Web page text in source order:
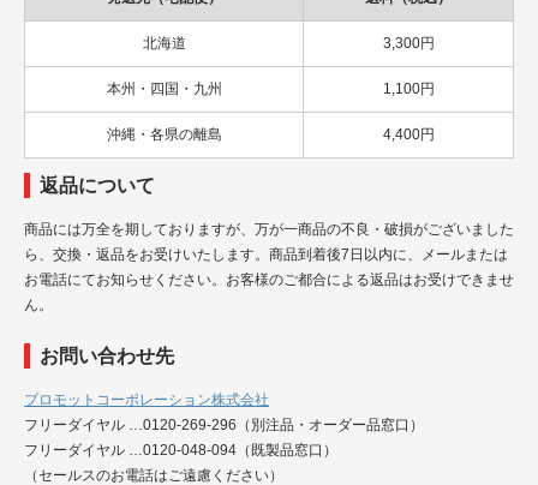
北海道 3,300円
本州・四国・九州 1,100円
沖縄・各県の離島 4,400円
返品について
商品には万全を期しておりますが、万が一商品の不良・破損がございました
ら、交換・返品をお受けいたします。商品到着後7日以内に、メールまたは
お電話にてお知らせください。お客様のご都合による返品はお受けできませ
ん。
お問い合わせ先
プロモットコーポレーション株式会社
フリーダイヤル …0120-269-296（別注品・オーダー品窓口）
フリーダイヤル …0120-048-094（既製品窓口）
（セールスのお電話はご遠慮ください）